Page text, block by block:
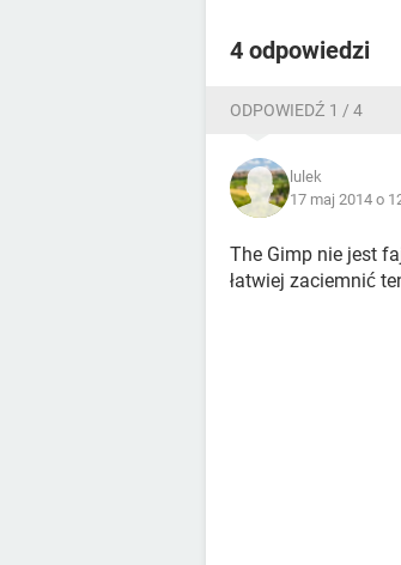
4 odpowiedzi
ODPOWIEDŹ 1 / 4
lulek
17 maj 2014 o
The Gimp nie jest
łatwiej zaciemnić